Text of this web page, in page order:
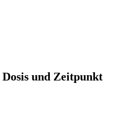
und Zeitpunkt